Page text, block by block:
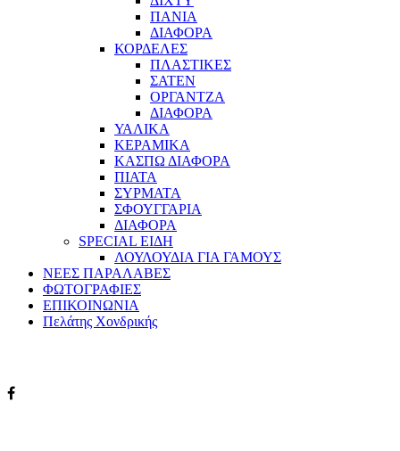
ΠΑΝΙΑ
ΔΙΑΦΟΡΑ
ΚΟΡΔΕΛΕΣ
ΠΛΑΣΤΙΚΕΣ
ΣΑΤΕΝ
ΟΡΓΑΝΤΖΑ
ΔΙΑΦΟΡΑ
ΥΑΛΙΚΑ
ΚΕΡΑΜΙΚΑ
ΚΑΣΠΩ ΔΙΑΦΟΡΑ
ΠΙΑΤΑ
ΣΥΡΜΑΤΑ
ΣΦΟΥΓΓΑΡΙΑ
ΔΙΑΦΟΡΑ
SPECIAL ΕΙΔΗ
ΛΟΥΛΟΥΔΙΑ ΓΙΑ ΓΑΜΟΥΣ
ΝΕΕΣ ΠΑΡΑΛΑΒΕΣ
ΦΩΤΟΓΡΑΦΙΕΣ
ΕΠΙΚΟΙΝΩΝΙΑ
Πελάτης Χονδρικής